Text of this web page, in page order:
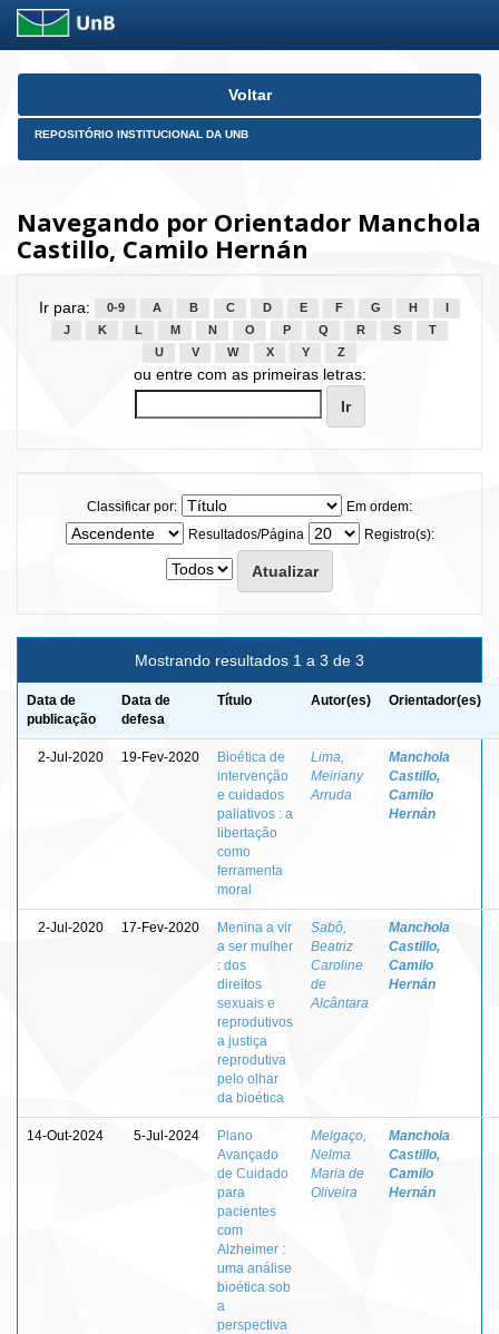
Skip
Voltar
REPOSITÓRIO INSTITUCIONAL DA UNB
Navegando por Orientador Manchola
Castillo, Camilo Hernán
Ir para: 0-9 A B C D E F G H
J
K L M N O P Q R S
T
U
V W X Y Z
ou entre com as primeiras letras:
Classificar por:
Em ordem:
Resultados/Página
Registro(s):
Mostrando resultados 1 a 3 de 3
Data de
publicação
Data de
defesa
Título Autor(es) Orientador(es)
2-Jul-2020 19-Fev-2020
Bioética de
intervenção
e cuidados
paliativos : a
libertação
como
ferramenta
moral
Lima,
Meiriany
Arruda
Manchola
Castillo,
Camilo
Hernán
2-Jul-2020 17-Fev-2020
Menina a vir
a ser mulher
: dos
direitos
sexuais e
reprodutivos
a justiça
reprodutiva
pelo olhar
da bioética
Sabô,
Beatriz
Caroline
de
Alcântara
Manchola
Castillo,
Camilo
Hernán
14-Out-2024 5-Jul-2024
Plano
Avançado
de Cuidado
para
pacientes
com
Alzheimer :
uma análise
bioética sob
a
perspectiva
Melgaço,
Nelma
Maria de
Oliveira
Manchola
Castillo,
Camilo
Hernán